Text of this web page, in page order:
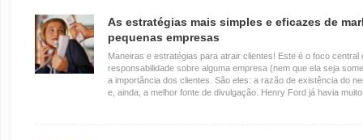
As estratégias mais simples e eficazes de
pequenas empresas
Maneiras e estratégias para atrair clientes! Este é o foco central
responsabilidade sobre alguma empresa (nem que ela seja
a importância dos clientes. São eles: a razão de existência do
e, ainda, a melhor fonte de divulgação. Henry Ford já havia